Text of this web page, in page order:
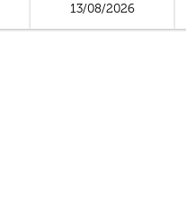
13/08/2026